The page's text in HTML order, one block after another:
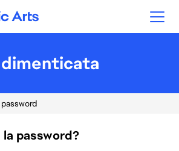
Arts
password?